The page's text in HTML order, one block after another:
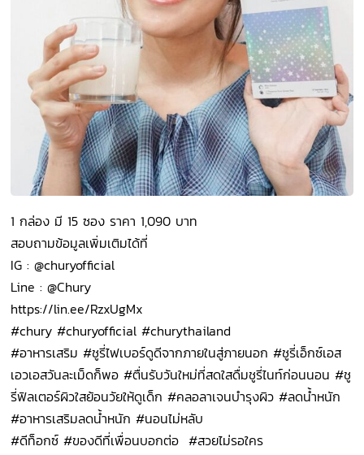
1 กล่อง มี 15 ซอง ราคา 1,090 บาท
สอบถามข้อมูลเพิ่มเติมได้ที่
IG : @churyofficial
Line : @Chury
https://lin.ee/RzxUgMx
#chury #churyofficial #churythailand
#อาหารเสริม #ชูรี่ไฟเบอร์ดูดีจากภายในสู่ภายนอก #ชูรี่เอ็กซ์เอส
เอวเอสวันละเม็ดก็พอ #ตื่นรับวันใหม่ที่สดใสดื่มชูรี่ไนท์ก่อนนอน #ชู
รี่ฟิลเตอร์ผิวใสย้อนวัยให้ดูเด็ก #คลอลาเจนบำรุงผิว #ลดน้ำหนัก
#อาหารเสริมลดน้ำหนัก #นอนไม่หลับ
#ดีท็อกซ์ #ของดีที่เพื่อนบอกต่อ #สวยไม่รอใคร